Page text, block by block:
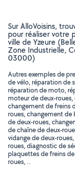
Sur AlloVoisins,
pour réaliser votre
ville de Yzeure
Zone Industrielle,
03000)
Autres exemples de
de vélo, réparation de
réparation de moto,
moteur de deux-
changement de freins
roues, changement
de deux-roues,
de chaîne de deux-
vidange de deux-
roues, diagnostic de
plaquettes de freins
roues, ..